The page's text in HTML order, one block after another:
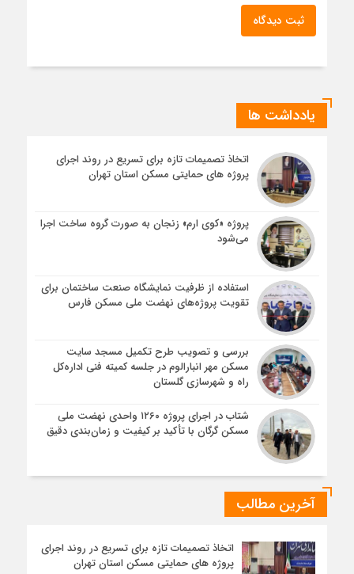
ثبت دیدگاه
یادداشت ها
اتخاذ تصمیمات تازه برای تسریع در روند اجرای
پروژه های حمایتی مسکن استان تهران
پروژه «کوی ارم» زنجان به صورت گروه ساخت اجرا
می‌شود
استفاده از ظرفیت نمایشگاه صنعت ساختمان برای
تقویت پروژه‌های نهضت ملی مسکن فارس
بررسی و تصویب طرح تکمیل مسجد سایت
مسکن مهر انبارالوم در جلسه کمیته فنی اداره‌کل
راه و شهرسازی گلستان
شتاب در اجرای پروژه ۱۲۶۰ واحدی نهضت ملی
مسکن گرگان با تأکید بر کیفیت و زمان‌بندی دقیق
آخرین مطالب
اتخاذ تصمیمات تازه برای تسریع در روند اجرای
پروژه های حمایتی مسکن استان تهران